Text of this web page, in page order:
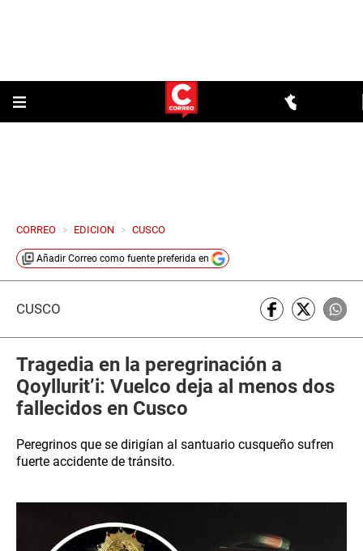
CORREO > EDICION > CUSCO
Añadir Correo como fuente preferida en
CUSCO
Tragedia en la peregrinación a
Qoyllurit’i: Vuelco deja al menos dos
fallecidos en Cusco
Peregrinos que se dirigían al santuario cusqueño sufren
fuerte accidente de tránsito.